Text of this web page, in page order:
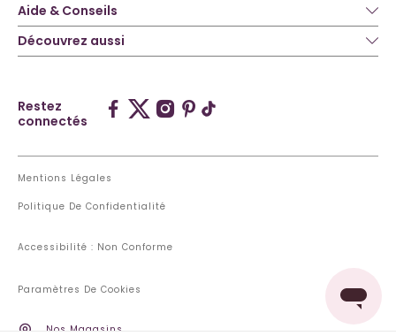
Aide & Conseils
Découvrez aussi
Restez
connectés
Mentions Légales
Politique De Confidentialité
Accessibilité : Non Conforme
Paramètres De Cookies
Nos Magasins